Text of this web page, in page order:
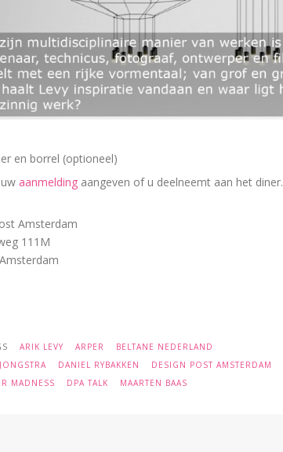
en borrel (optioneel)
uwaanmelding aangeven of u deelneemt aan het diner.
Amsterdam
111M
ARIK LEVY ARPER
BELTANE NEDERLAND
DANIEL RYBAKKEN
DESIGN POST AMSTERDAM
MADNESS
DPA TALK MAARTEN BAAS